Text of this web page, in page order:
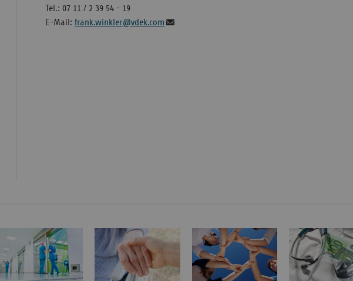
Tel.: 07 11 / 2 39 54 - 19
E-Mail:frank.winkler@vdek.com